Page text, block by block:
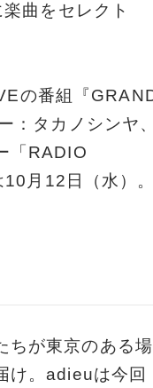
曲をセレクト
の番組『
：タカノシンヤ
「RADIO
月12日（水）
ちが東京のある場
け。adieuは今回